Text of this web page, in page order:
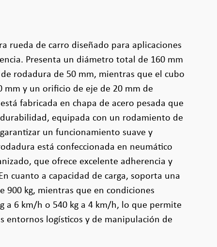
rueda de carro diseñado para aplicaciones
Presenta un diámetro total de 160 mm
rodadura de 50 mm, mientras que el cubo
mm y un orificio de eje de 20 mm de
fabricada en chapa de acero pesada que
equipada con un rodamiento de
un funcionamiento suave y
está confeccionada en neumático
que ofrece excelente adherencia y
cuanto a capacidad de carga, soporta una
900 kg, mientras que en condiciones
a 6 km/h o 540 kg a 4 km/h, lo que permite
entornos logísticos y de manipulación de